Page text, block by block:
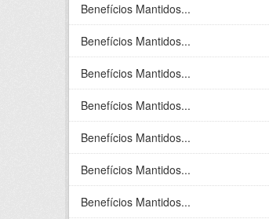
Benefícios Mantidos...
Benefícios Mantidos...
Benefícios Mantidos...
Benefícios Mantidos...
Benefícios Mantidos...
Benefícios Mantidos...
Benefícios Mantidos...